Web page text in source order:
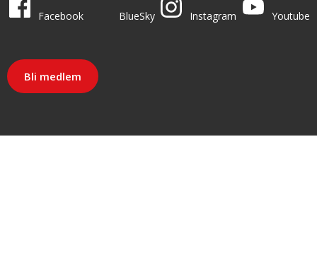
LO i sosiale medier
Facebook
BlueSky
Instagram
Youtube
Bli medlem